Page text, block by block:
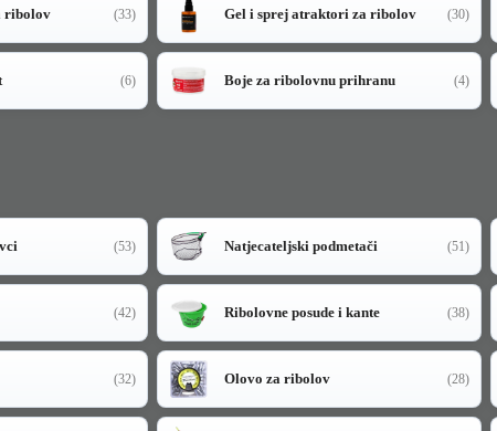
ribolov (33) Gel i sprej atraktori za ribolov (30)
(6) Boje za ribolovnu prihranu (4)
(53) Natjecateljski podmetači (51)
(42) Ribolovne posude i kante (38)
(32) Olovo za ribolov (28)